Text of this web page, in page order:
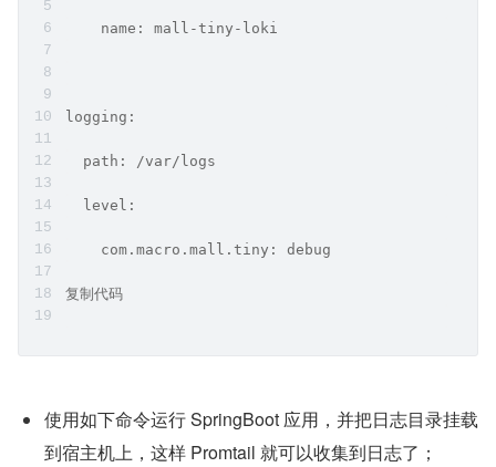
    name: mall-tiny-loki
logging:
  path: /var/logs
  level:
    com.macro.mall.tiny: debug
复制代码
使用如下命令运行 SpringBoot 应用，并把日志目录挂载
到宿主机上，这样 Promtail 就可以收集到日志了；